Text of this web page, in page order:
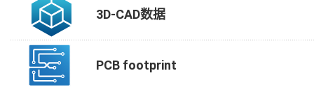
3D-CAD数据
PCB footprint